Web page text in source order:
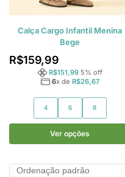
Calça Cargo Infantil Menina
Bege
R$159,99
R$151,99 5% off
6x de R$26,67
4 6 8
Ver opções